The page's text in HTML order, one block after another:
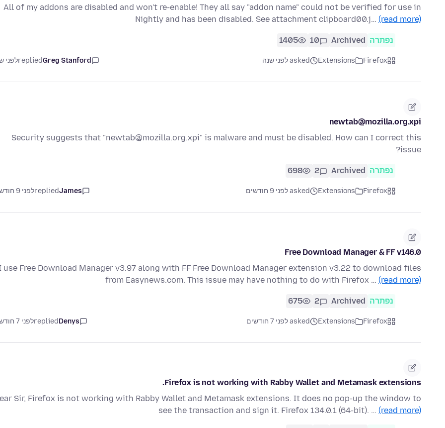
All of my addons are disabled and won't re-enable! They all say "addon name" could not be verified for use in
Nightly and has been disabled. See attachment clipboard00.j… (read more)
נפתרה Archived
10
1405
Firefox
Extensions asked לפני שנה Greg Stanford
repliedלפני
newtab@mozilla.org.xpi
Security suggests that "newtab@mozilla.org.xpi" is malware and must be disabled. How can I correct this
issue?
נפתרה Archived
2
698
Firefox
Extensions asked לפני 9 חודשים James
repliedלפני 9 חודשים
Free Download Manager & FF v146.0
use Free Download Manager v3.97 along with FF Free Download Manager extension v3.22 to download files
from Easynews.com. This issue may have nothing to do with Firefox … (read more)
נפתרה Archived
2
675
Firefox
Extensions asked לפני 7 חודשים Denys
repliedלפני 7 חודשים
Firefox is not working with Rabby Wallet and Metamask extensions.
Sir, Firefox is not working with Rabby Wallet and Metamask extensions. It does no pop-up the window to
see the transaction and sign it. Firefox 134.0.1 (64-bit). … (read more)